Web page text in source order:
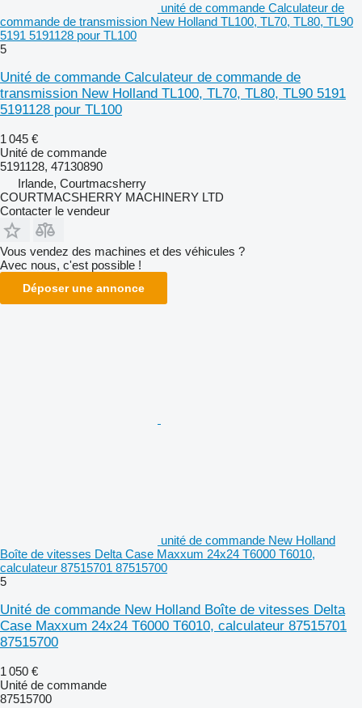
unité de commande Calculateur de
commande de transmission New Holland TL100, TL70, TL80, TL90
5191 5191128 pour TL100
5
Unité de commande Calculateur de commande de
transmission New Holland TL100, TL70, TL80, TL90 5191
5191128 pour TL100
1 045 €
Unité de commande
5191128, 47130890
Irlande, Courtmacsherry
COURTMACSHERRY MACHINERY LTD
Contacter le vendeur
Vous vendez des machines et des véhicules ?
Avec nous, c'est possible !
Déposer une annonce
unité de commande New Holland
Boîte de vitesses Delta Case Maxxum 24x24 T6000 T6010,
calculateur 87515701 87515700
5
Unité de commande New Holland Boîte de vitesses Delta
Case Maxxum 24x24 T6000 T6010, calculateur 87515701
87515700
1 050 €
Unité de commande
87515700